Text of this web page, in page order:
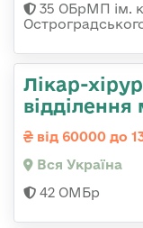
35 ОБрМП ім.
Лікар-
від 60000 до
Вся Україна
42 ОМБр